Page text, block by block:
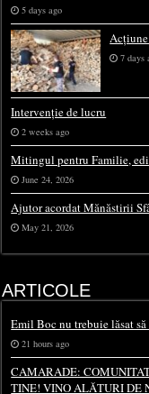
5 days ago
7 days
Intervenție de lucru
2 weeks ago
Mitingul pentru Familie,
June 24, 2026
Ajutor acordat Mănăstirii
May 21, 2026
ARTICOLE
Emil Boc nu trebuie lăsat
21 hours ago
CAMARADE:
TINE! VINO ALĂTURI DE